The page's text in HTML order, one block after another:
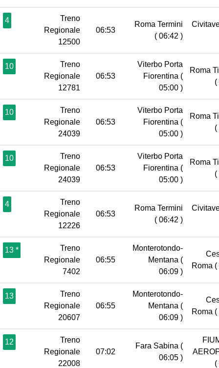
4
Treno
Regionale
12500
06:53
Roma Termini
( 06:42 )
10
Treno
Regionale
12781
06:53
Viterbo Porta
Fiorentina (
05:00 )
Roma
(
10
Treno
Regionale
24039
06:53
Viterbo Porta
Fiorentina (
05:00 )
Roma
(
10
Treno
Regionale
24039
06:53
Viterbo Porta
Fiorentina (
05:00 )
Roma
(
4
Treno
Regionale
12226
06:53
Roma Termini
( 06:42 )
13 *
Treno
Regionale
7402
06:55
Monterotondo-
Mentana (
06:09 )
Roma (
13
Treno
Regionale
20607
06:55
Monterotondo-
Mentana (
06:09 )
Roma (
12
Treno
Regionale
22008
07:02
Fara Sabina (
06:05 )
(